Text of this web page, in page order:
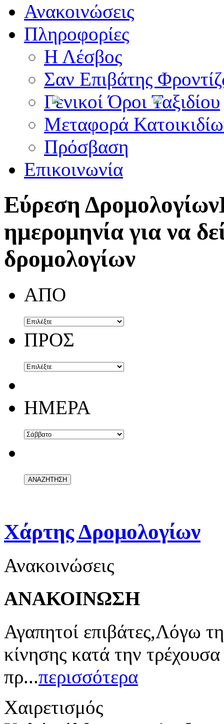
Ανακοινώσεις
Πληροφορίες
Η Λέσβος
Σαν Επιβάτης
Γενικοί Όροι Ταξιδίου
Μεταφορά
Πρόσβαση
Επικοινωνία
Εύρεση Δρομολογίων
ημερομηνία για να
δρομολογίων
ΑΠΟ
ΠΡΟΣ
ΗΜΕΡΑ
Χάρτης Δρομολογίων
Ανακοινώσεις
ΑΝΑΚΟΙΝΩΣΗ
Αγαπητοί επιβάτες,Λόγω
κίνησης κατά την
πρ...περισσότερα
Χαιρετισμός